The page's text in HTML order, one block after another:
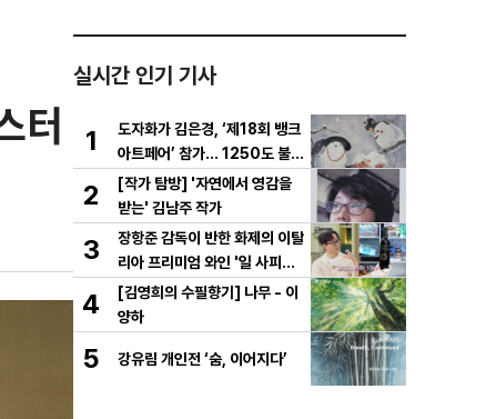
터
실시간 인기 기사
1
도자화가 김은경, ‘제18회 뱅크
아트페어’ 참가… 1250도 불이
빚은 동화 ‘숲속의 만찬’ 선보여
2
[작가 탐방] '자연에서 영감을
받는' 김남주 작가
3
장항준 감독이 반한 화제의 이탈
리아 프리미엄 와인 '일 사피엔
테', '2026 세계태권도 한마
당' 환영만찬 와인 선정!
4
[김영희의 수필향기] 나무 - 이
양하
5 강유림 개인전 ‘숨, 이어지다’